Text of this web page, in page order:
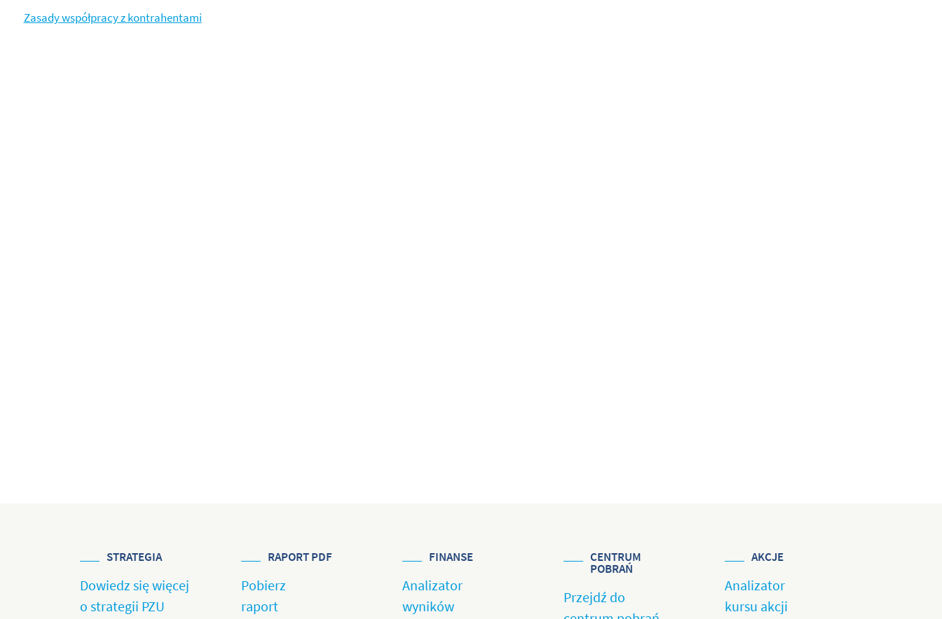
Zasady współpracy z kontrahentami
STRATEGIA
Dowiedz się więcej
o strategii PZU
RAPORT PDF
Pobierz
raport
FINANSE
Analizator
wyników
CENTRUM
POBRAŃ
Przejdź do
AKCJE
Analizator
kursu akcji